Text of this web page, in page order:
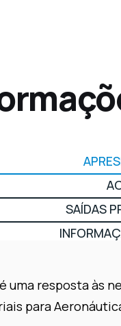
SAÍDAS
resposta às
para